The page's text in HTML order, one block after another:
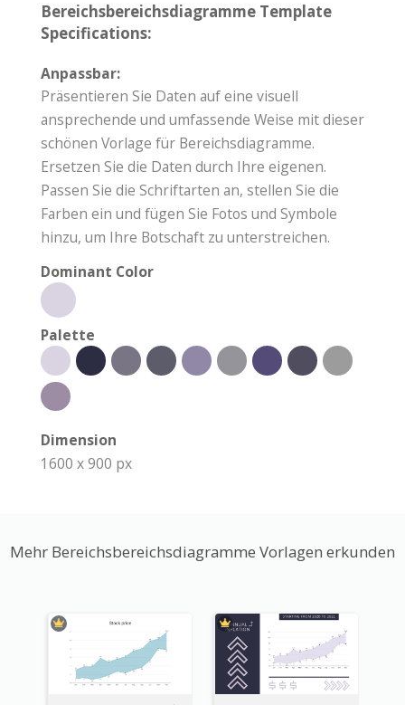
Bereichsbereichsdiagramme Template
Specifications:
Anpassbar:
Präsentieren Sie Daten auf eine visuell
ansprechende und umfassende Weise mit dieser
schönen Vorlage für Bereichsdiagramme.
Ersetzen Sie die Daten durch Ihre eigenen.
Passen Sie die Schriftarten an, stellen Sie die
Farben ein und fügen Sie Fotos und Symbole
hinzu, um Ihre Botschaft zu unterstreichen.
Dominant Color
Palette
Dimension
1600 x 900 px
Mehr Bereichsbereichsdiagramme Vorlagen erkunden